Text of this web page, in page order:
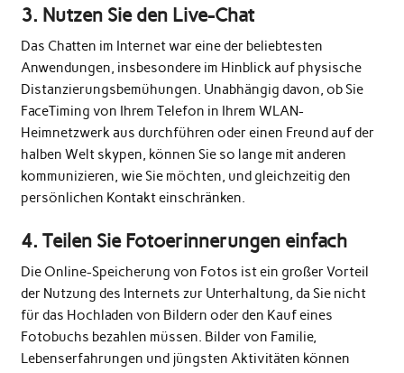
3. Nutzen Sie den Live-Chat
Das Chatten im Internet war eine der beliebtesten
Anwendungen, insbesondere im Hinblick auf physische
Distanzierungsbemühungen. Unabhängig davon, ob Sie
FaceTiming von Ihrem Telefon in Ihrem WLAN-
Heimnetzwerk aus durchführen oder einen Freund auf der
halben Welt skypen, können Sie so lange mit anderen
kommunizieren, wie Sie möchten, und gleichzeitig den
persönlichen Kontakt einschränken.
4. Teilen Sie Fotoerinnerungen einfach
Die Online-Speicherung von Fotos ist ein großer Vorteil
der Nutzung des Internets zur Unterhaltung, da Sie nicht
für das Hochladen von Bildern oder den Kauf eines
Fotobuchs bezahlen müssen. Bilder von Familie,
Lebenserfahrungen und jüngsten Aktivitäten können